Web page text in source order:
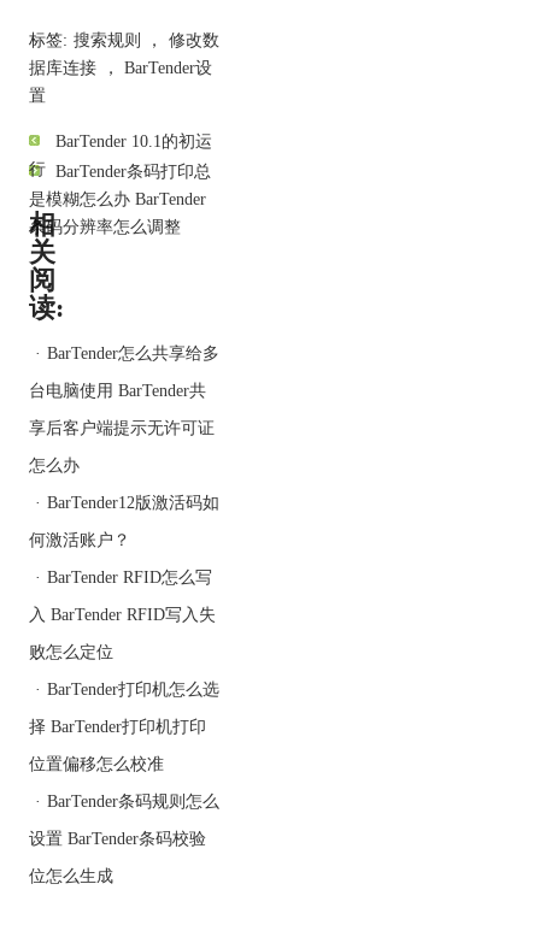
1、避免格式错误导致打
印异常
如条码字段应为纯数字型
接数据库但未做验证，可
能出现包含字母或长度超
限的非法数据，导致打印
机无法识别条码格式、出
现乱码或跳号，严重时还
会导致整批标签报废。
2、控制空值或缺失字段
BarTender在执行模板渲染
时，如果关键字段为空，
比如产品名称、规格、批
位置，不仅影响标签识
别，还可能造成生产流程
混乱。通过设置字段不能
前拦截此类数据。
标签: 搜索规则 ，
修改数
据库连接
，
BarTender设
置
BarTender 10.1的初运
行 BarTender条码打印总
是模糊怎么办 BarTender
条码分辨率怎么调整
相
关
阅
读:
· BarTender怎么共享给多
台电脑使用 BarTender共
享后客户端提示无许可证
怎么办
· BarTender12版激活码如
何激活账户？
· BarTender RFID怎么写
入 BarTender RFID写入失
败怎么定位
· BarTender打印机怎么选
择 BarTender打印机打印
位置偏移怎么校准
· BarTender条码规则怎么
设置 BarTender条码校验
位怎么生成